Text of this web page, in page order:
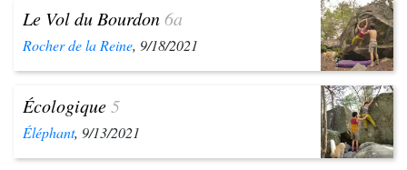
Le Vol du Bourdon6a
Rocher de la Reine, 9/18/2021
Écologique5
Éléphant, 9/13/2021